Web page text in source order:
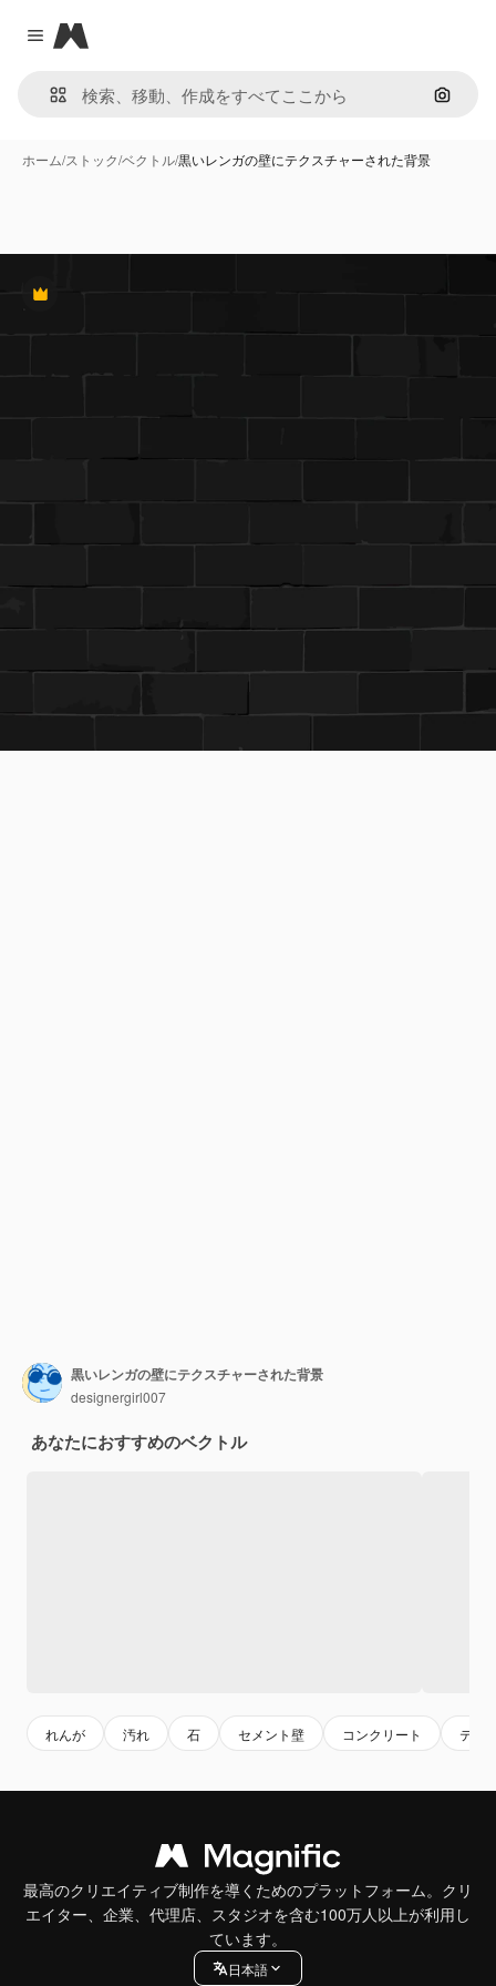
Close menu
Magnific
画像で
ホーム/ストック/ベクトル/黒いレンガの壁にテクスチャーされた背景
Premium
黒いレンガの壁にテクスチャーされた背景
designergirl007
あなたにおすすめのベクトル
れんが 汚れ 石 セメント壁 コンクリート テク
最高のクリエイティブ制作を導くためのプラットフォーム。クリ
エイター、企業、代理店、スタジオを含む100万人以上が利用し
ています。
日本語